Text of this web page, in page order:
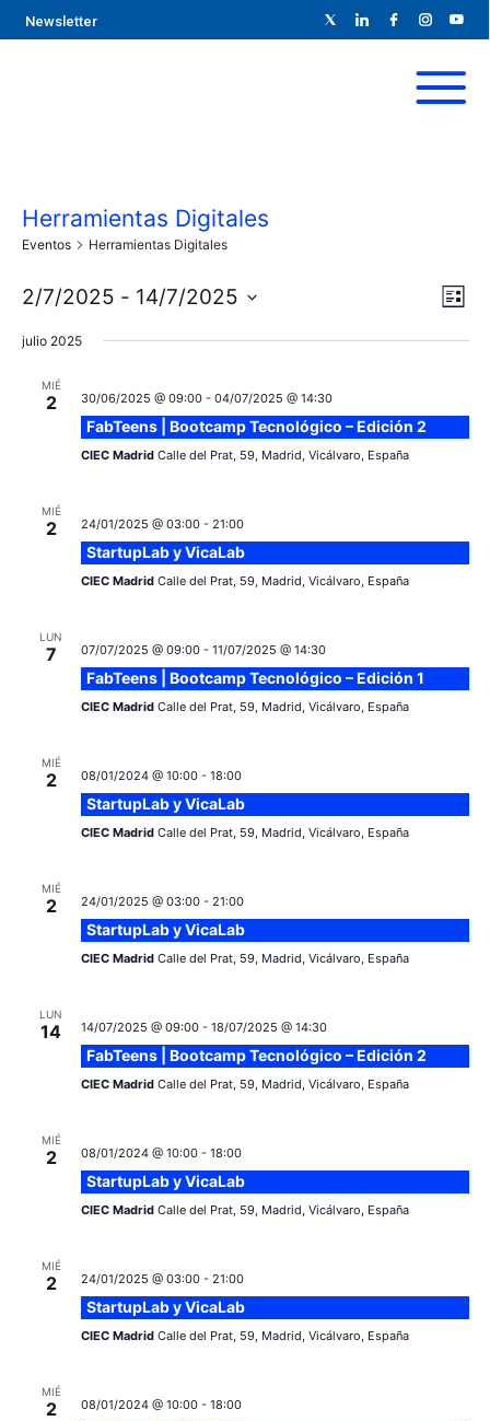
Newsletter
Herramientas Digitales
Eventos Herramientas Digitales
N
a
e
a
c
ó
e
s
a
N
a
e
g
i
d
s
s
E
v
t
L
2/7/2025 - 14/7/2025
e
julio 2025
MIÉ
2 30/06/2025 @ 09:00- 04/07/2025 @ 14:30
FabTeens | Bootcamp Tecnológico – Edición 2
CIEC Madrid Calle del Prat, 59, Madrid, Vicálvaro, España
MIÉ
2 24/01/2025 @ 03:00- 21:00
StartupLab y VicaLab
CIEC Madrid Calle del Prat, 59, Madrid, Vicálvaro, España
LUN
7 07/07/2025 @ 09:00- 11/07/2025 @ 14:30
FabTeens | Bootcamp Tecnológico – Edición 1
CIEC Madrid Calle del Prat, 59, Madrid, Vicálvaro, España
MIÉ
2 08/01/2024 @ 10:00- 18:00
StartupLab y VicaLab
CIEC Madrid Calle del Prat, 59, Madrid, Vicálvaro, España
MIÉ
2 24/01/2025 @ 03:00- 21:00
StartupLab y VicaLab
CIEC Madrid Calle del Prat, 59, Madrid, Vicálvaro, España
LUN
14 14/07/2025 @ 09:00- 18/07/2025 @ 14:30
FabTeens | Bootcamp Tecnológico – Edición 2
CIEC Madrid Calle del Prat, 59, Madrid, Vicálvaro, España
MIÉ
2 08/01/2024 @ 10:00- 18:00
StartupLab y VicaLab
CIEC Madrid Calle del Prat, 59, Madrid, Vicálvaro, España
MIÉ
2 24/01/2025 @ 03:00- 21:00
StartupLab y VicaLab
CIEC Madrid Calle del Prat, 59, Madrid, Vicálvaro, España
MIÉ
2 08/01/2024 @ 10:00- 18:00